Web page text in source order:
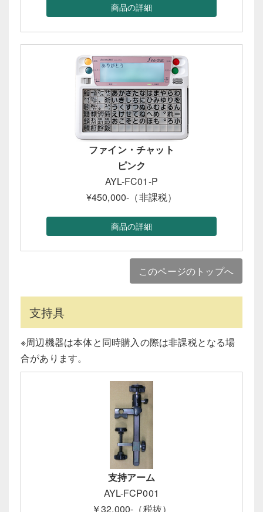
商品の詳細
ファイン・チャット
ピンク
AYL-FC01-P
¥450,000-（非課税）
商品の詳細
このページのトップへ
支持具
※周辺機器は本体と同時購入の際は非課税となる場
合があります。
支持アーム
AYL-FCP001
￥32,000-（税抜）